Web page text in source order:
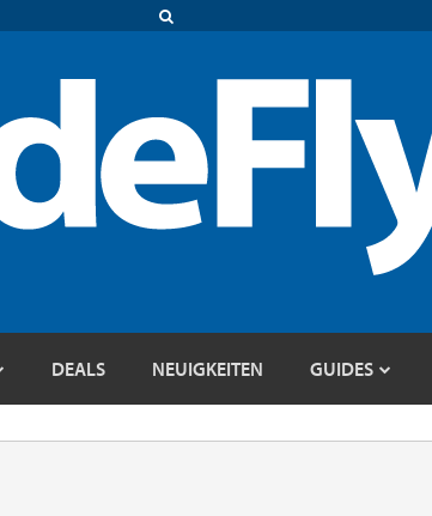
DEALS NEUIGKEITEN GUIDES